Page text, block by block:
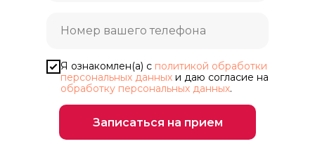
Я ознакомлен(а) с политикой обработки
персональных данных и даю согласие на
обработку персональных данных.
Записаться на прием